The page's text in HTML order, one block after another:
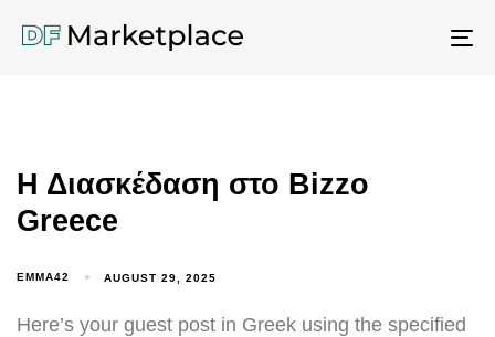
Η Διασκέδαση στο Bizzo
Greece
EMMA42 AUGUST 29, 2025
Here’s your guest post in Greek using the specified